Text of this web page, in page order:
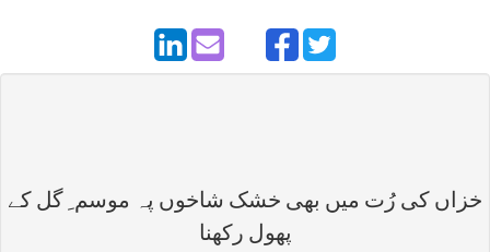
خزاں کی رُت میں بھی خشک شاخوں پہ موسم ِ گل کے
پھول رکھنا